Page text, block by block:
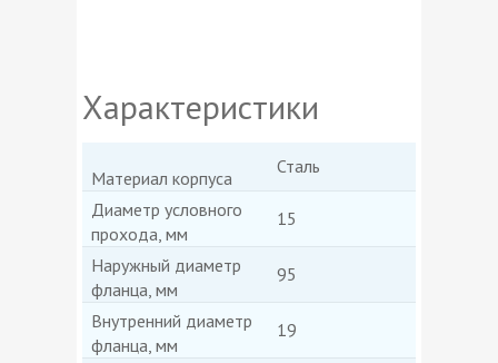
Характеристики
Материал корпуса
Сталь
Диаметр условного
прохода, мм
15
Наружный диаметр
фланца, мм
95
Внутренний диаметр
фланца, мм
19